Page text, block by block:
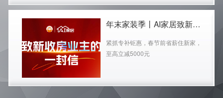
年末家装季丨AI家居致新收房业主的一封信
紧抓专补钜惠，春节前省薪住新家，
至高立减5000元